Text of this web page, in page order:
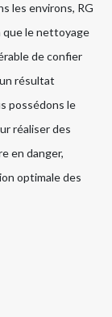
les environs, RG
que le nettoyage
de confier
résultat
possédons le
réaliser des
en danger,
optimale des